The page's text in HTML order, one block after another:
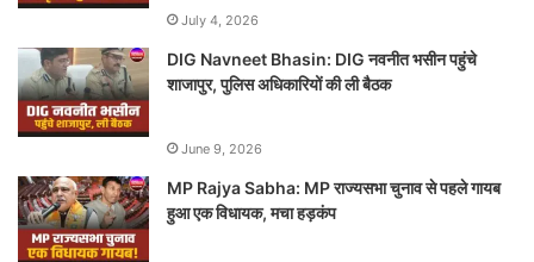
July 4, 2026
DIG Navneet Bhasin: DIG नवनीत भसीन पहुंचे
शाजापुर, पुलिस अधिकारियों की ली बैठक
June 9, 2026
MP Rajya Sabha: MP राज्यसभा चुनाव से पहले गायब
हुआ एक विधायक, मचा हड़कंप